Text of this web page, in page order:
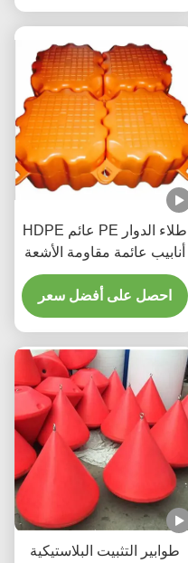
طلاء الدوار PE عائم HDPE
أنابيب عائمة مقاومة الأشعة
فوق البنفسجية الجسر العائم
احصل على أفضل سعر
طوابير التثبيت البلاستيكية